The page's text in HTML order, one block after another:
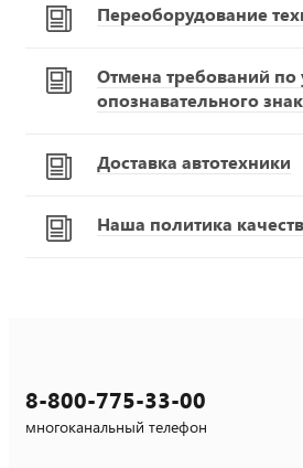
Переоборудование
Отмена требований по
опознавательного
Доставка автотехники
Наша политика
8-800-775-33-00
многоканальный телефон